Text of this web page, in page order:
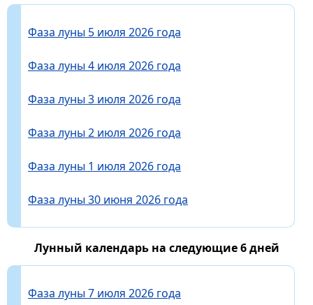
Фаза луны 5 июля 2026 года
Фаза луны 4 июля 2026 года
Фаза луны 3 июля 2026 года
Фаза луны 2 июля 2026 года
Фаза луны 1 июля 2026 года
Фаза луны 30 июня 2026 года
Лунный календарь на следующие 6 дней
Фаза луны 7 июля 2026 года